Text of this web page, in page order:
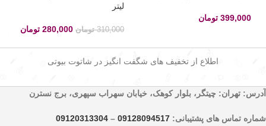
399,000 تومان
لیتر
310,000 تومان 280,000 تومان
اطلاع از تخفیف های شگفت انگیز در شاتوت بیوتی
آدرس: تهران: چیتگر، بلوار کوهک، خیابان سهراب سپهری، برج نسترن
شماره تماس های پشتیبانی: 09128094517
–
09120313304